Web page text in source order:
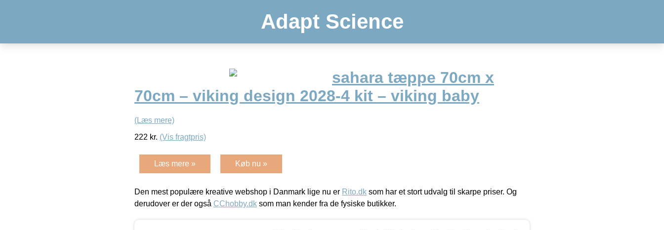
Adapt Science
sahara tæppe 70cm x
70cm – viking design 2028-4 kit – viking baby
(Læs mere)
222 kr. (Vis fragtpris)
Læs mere » Køb nu »
Den mest populære kreative webshop i Danmark lige nu er Rito.dk som har et stort udvalg til skarpe priser. Og
derudover er der også CChobby.dk som man kender fra de fysiske butikker.